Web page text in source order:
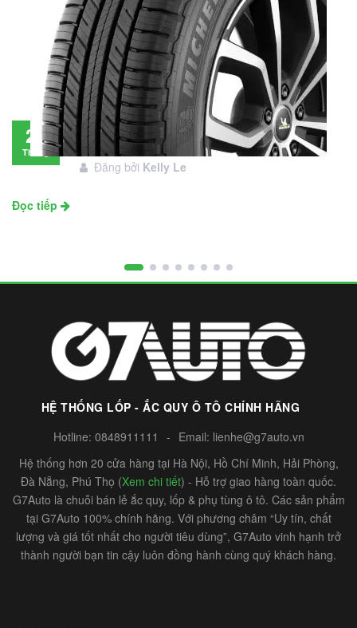
28
Tháng
Đánh giá lốp Michelin Primacy SUV: Đáng
đầu tư không?
Đăng bởi Kelly Le
Đọc tiếp
HỆ THỐNG LỐP - ẮC QUY Ô TÔ CHÍNH HÃNG
Hotline: 0848911111 - Email: lienhe@g7auto.vn
Hệ thống hơn 20 cửa hàng tại Hà Nội, Hồ Chí Minh, Hải Phòng,
Đà Nẵng, Phú Thọ (Xem chi tiết) - Hỗ trợ giao hàng toàn quốc.
G7Auto là chuỗi bán lẻ ắc quy, lốp & phụ tùng ô tô. Các sản phẩm
tại G7Auto 100% chính hãng. Với phương châm “Uy tín, chất
lượng và giá tốt nhất cho người tiêu dùng”, G7Auto vinh hạnh trở
thành người bạn tin cậy luôn đồng hành cùng quý khách hàng.